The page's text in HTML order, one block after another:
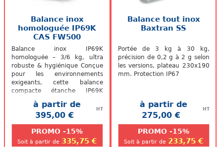
Balance inox
homologuée IP69K
CAS FW500
Balance inox IP69K
homologuée – 3/6 kg, ultra
robuste & hygiénique Conçue
pour les environnements
exigeants, cette balance
compacte étanche IP69K
résiste aux nettoyages haute
pression et à la...
à partir de
395,00 €
HT
PROMO -15%
Soit à partir de 335,75 €
Balance tout inox
Baxtran SS
Portée de 3 kg à 30 kg,
précision de 0,2 g à 2 g selon
les versions, plateau 230x190
mm. Protection IP67
à partir de
275,00 €
HT
PROMO -15%
Soit à partir de 233,75 €